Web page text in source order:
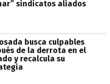
sindicatos aliados
busca culpables
de la derrota en el
y recalcula su